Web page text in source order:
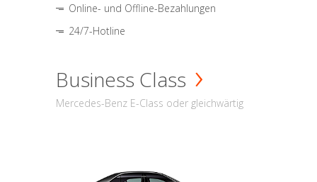
Online- und Offline-Bezahlungen
24/7-Hotline
Business Class
Mercedes-Benz E-Class oder gleichwärtig